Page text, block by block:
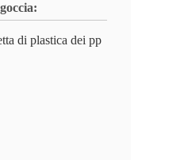
di plastica dei pp